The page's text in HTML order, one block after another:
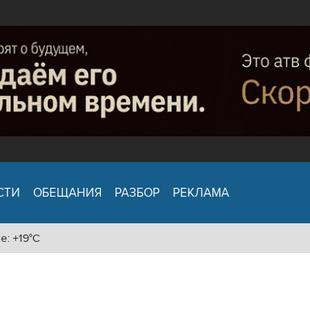
ОБЕЩАНИЯ РАЗБОР РЕКЛАМА
+19°C